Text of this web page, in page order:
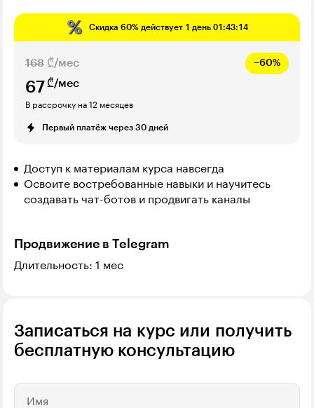
Скидка 60%действует 1 день 01:43:13
168 ₾/мес −60%
67 ₾/мес
В рассрочку на 12 месяцев
Первый платёж через 30 дней
Доступ к материалам курса навсегда
Освоите востребованные навыки и научитесь
создавать чат-ботов и продвигать каналы
Продвижение в Telegram
Длительность: 1 мес
Записаться на курс или получить
бесплатную консультацию
Имя